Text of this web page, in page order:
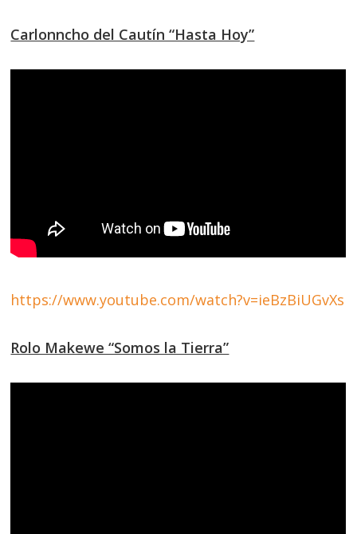
Carlonncho del Cautín “Hasta Hoy”
https://www.youtube.com/watch?v=ieBzBiUGvXs
Rolo Makewe “Somos la Tierra”